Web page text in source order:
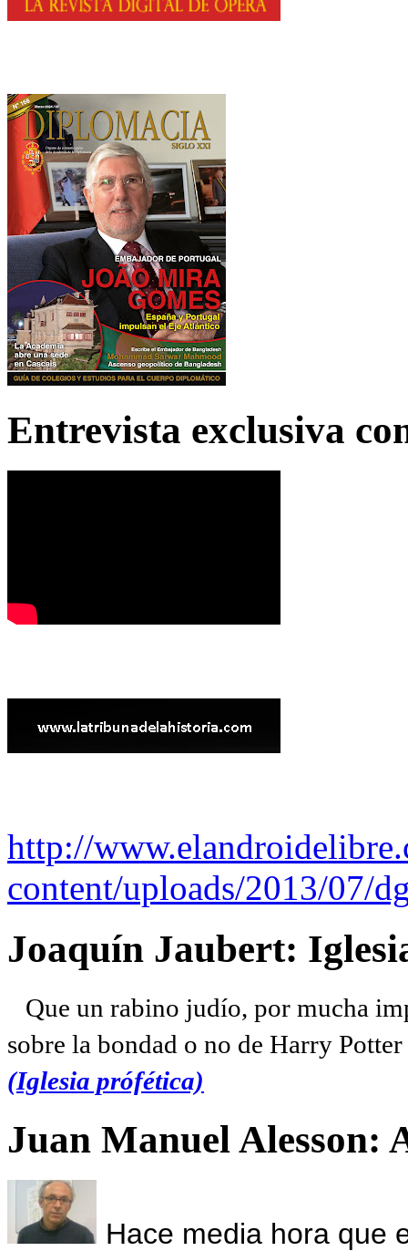
Entrevista exclusiva
http://
content/uploads/2013/07/
Joaquín Jaubert:
Que un rabino judío, por mucha
sobre la bondad o no de Harry
(Iglesia prófética)
Juan Manuel Alesson:
Hace media hora que